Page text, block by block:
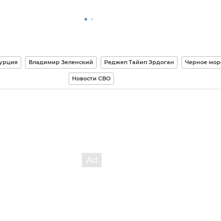
Владимир Зеленский Реджеп Тайип Эрдоган Черное
Новости СВО